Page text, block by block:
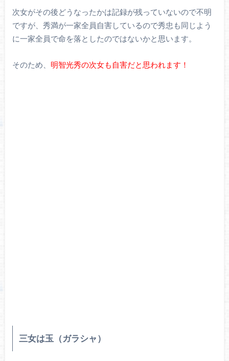
次女がその後どうなったかは記録が残っていないので不明
ですが、秀満が一家全員自害しているので秀忠も同じよう
に一家全員で命を落としたのではないかと思います。
そのため、 明智光秀の次女も自害だと思われます！
三女は玉（ガラシャ）